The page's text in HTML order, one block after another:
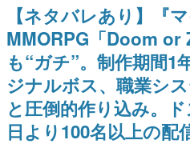
ゲームの企画書
名作ゲームクリエイタ
聞きし、ヒットする企
きます。
赫本
この物語を解いてはい
の形をした短編ホラー
新世代に訊く
MUSEUM-幻光の記憶-」のグッ
ズ情報が一部公開
【ネタバレあり】『
MMORPG「Doom or
も“ガチ”。制作期間1
ジナルボス、職業シ
と圧倒的作り込み。
日より100名以上の配